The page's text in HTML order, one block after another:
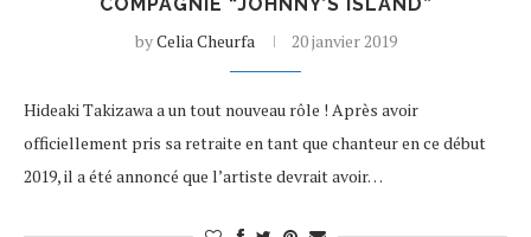
byCelia Cheurfa 20 janvier 2019
Hideaki Takizawa a un tout nouveau rôle ! Après avoir
officiellement pris sa retraite en tant que chanteur en ce début
2019, il a été annoncé que l’artiste devrait avoir…